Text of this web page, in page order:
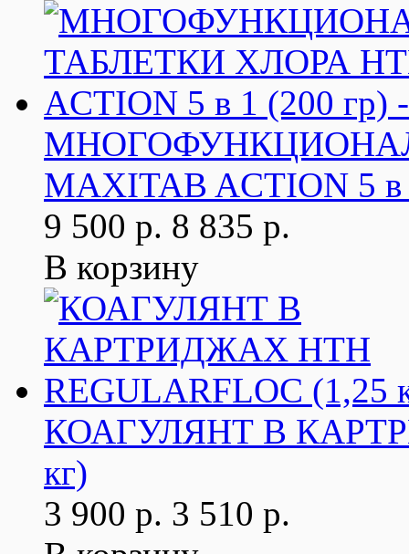
MAXITAB ACTION 5 в
9 500 р. 8 835 р.
В корзину
КОАГУЛЯНТ В
кг)
3 900 р. 3 510 р.